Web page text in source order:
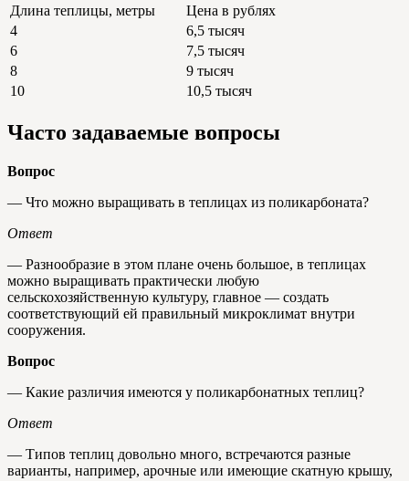
Длина теплицы, метры
Цена в рублях
4
6,5 тысяч
6
7,5 тысяч
8
9 тысяч
10
10,5 тысяч
Часто задаваемые вопросы
Вопрос
— Что можно выращивать в теплицах из поликарбоната?
Ответ
— Разнообразие в этом плане очень большое, в теплицах
можно выращивать практически любую
сельскохозяйственную культуру, главное — создать
соответствующий ей правильный микроклимат внутри
сооружения.
Вопрос
— Какие различия имеются у поликарбонатных теплиц?
Ответ
— Типов теплиц довольно много, встречаются разные
варианты, например, арочные или имеющие скатную крышу,